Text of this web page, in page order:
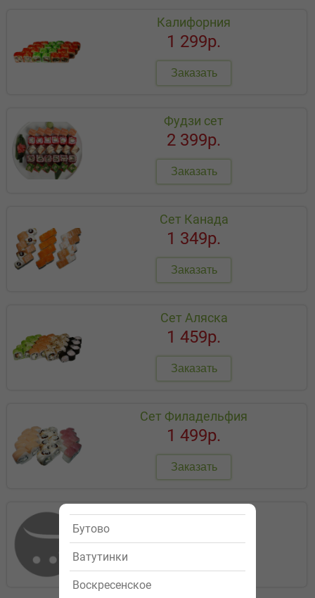
Бутово
Ватутинки
Воскресенское
Калифорния
1 299р.
Заказать
Фудзи сет
2 399р.
Заказать
Сет Канада
1 349р.
Заказать
Сет Аляска
1 459р.
Заказать
Сет Филадельфия
1 499р.
Заказать
Запечённый сет 2